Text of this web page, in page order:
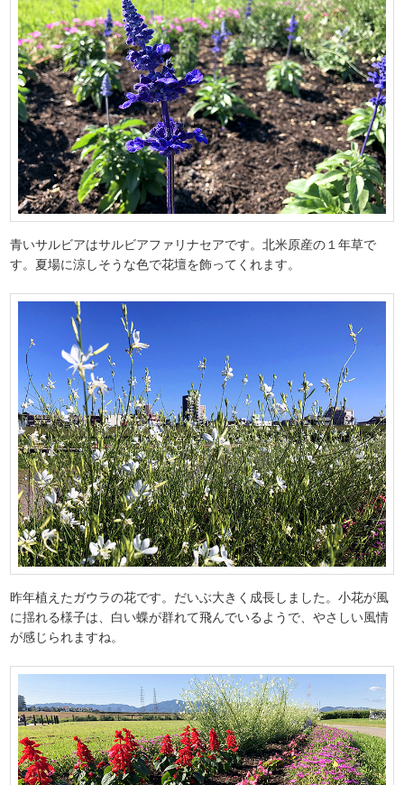
青いサルビアはサルビアファリナセアです。北米原産の１年草で
す。夏場に涼しそうな色で花壇を飾ってくれます。
昨年植えたガウラの花です。だいぶ大きく成長しました。小花が風
に揺れる様子は、白い蝶が群れて飛んでいるようで、やさしい風情
が感じられますね。